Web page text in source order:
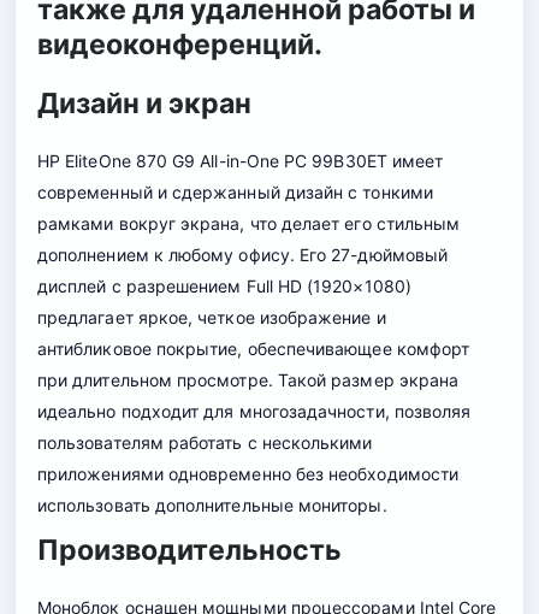
также для удаленной работы и
видеоконференций.
Дизайн и экран
HP EliteOne 870 G9 All-in-One PC 99B30ET имеет
современный и сдержанный дизайн с тонкими
рамками вокруг экрана, что делает его стильным
дополнением к любому офису. Его 27-дюймовый
дисплей с разрешением Full HD (1920×1080)
предлагает яркое, четкое изображение и
антибликовое покрытие, обеспечивающее комфорт
при длительном просмотре. Такой размер экрана
идеально подходит для многозадачности, позволяя
пользователям работать с несколькими
приложениями одновременно без необходимости
использовать дополнительные мониторы.
Производительность
Моноблок оснащен мощными процессорами Intel Core